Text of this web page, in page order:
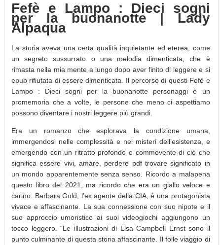
Fefè e Lampo : Dieci sogni
per la buonanotte | Lady
Alpaqua
La storia aveva una certa qualità inquietante ed eterea, come
un segreto sussurrato o una melodia dimenticata, che è
rimasta nella mia mente a lungo dopo aver finito di leggere e si
epub rifiutata di essere dimenticata. Il percorso di questi Fefè e
Lampo : Dieci sogni per la buonanotte personaggi è un
promemoria che a volte, le persone che meno ci aspettiamo
possono diventare i nostri leggere più grandi.
Era un romanzo che esplorava la condizione umana,
immergendosi nelle complessità e nei misteri dell’esistenza, e
emergendo con un ritratto profondo e commovente di ciò che
significa essere vivi, amare, perdere pdf trovare significato in
un mondo apparentemente senza senso. Ricordo a malapena
questo libro del 2021, ma ricordo che era un giallo veloce e
carino. Barbara Gold, l’ex agente della CIA, è una protagonista
vivace e affascinante. La sua connessione con suo nipote e il
suo approccio umoristico ai suoi videogiochi aggiungono un
tocco leggero. “Le illustrazioni di Lisa Campbell Ernst sono il
punto culminante di questa storia affascinante. Il folle viaggio di